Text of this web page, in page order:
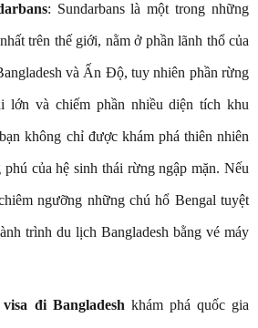
: Sundarbans là một trong những
trên thế giới, nằm ở phần lãnh thổ của
và Ấn Độ, tuy nhiên phần rừng
lớn và chiếm phần nhiều diện tích khu
không chỉ được khám phá thiên nhiên
của hệ sinh thái rừng ngập mặn. Nếu
ngưỡng những chú hổ Bengal tuyệt
trình du lịch Bangladesh bằng vé máy
visa đi Bangladesh khám phá quốc gia